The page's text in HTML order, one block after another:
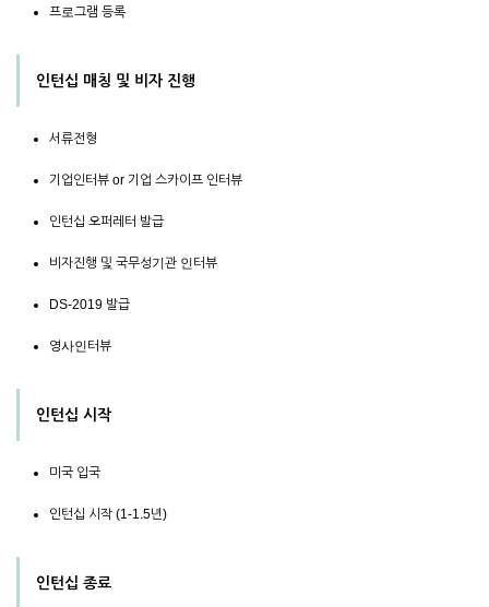
프로그램 등록
인턴십 매칭 및 비자 진행
서류전형
기업인터뷰 or 기업 스카이프 인터뷰
인턴십 오퍼레터 발급
비자진행 및 국무성기관 인터뷰
DS-2019 발급
영사인터뷰
인턴십 시작
미국 입국
인턴십 시작 (1-1.5년)
인턴십 종료